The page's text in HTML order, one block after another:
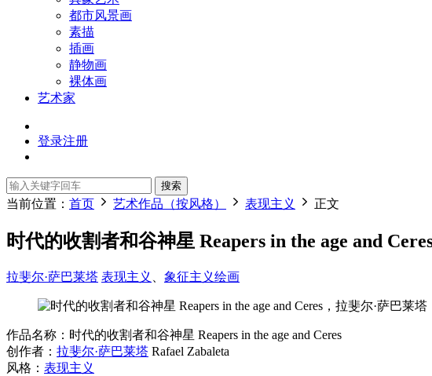
都市风景画
素描
插画
静物画
裸体画
艺术家
登录注册
搜索
当前位置： 首页 艺术作品（按风格） 表现主义 正文
时代的收割者和谷神星 Reapers in the age and
拉斐尔·萨巴莱塔 表现主义 象征主义绘画
作品名称：时代的收割者和谷神星 Reapers in the age and Ceres
创作者： 拉斐尔·萨巴莱塔 Rafael Zabaleta
风格： 表现主义